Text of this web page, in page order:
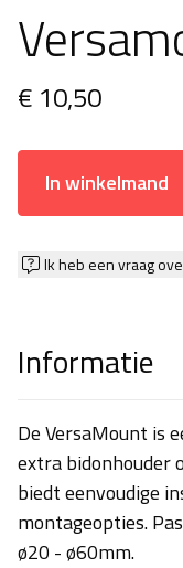
€ 10,50
In winkelmand
Ik heb een vraag
Informatie
De VersaMount is
extra bidonhouder
biedt eenvoudige
montageopties.
ø20 - ø60mm.